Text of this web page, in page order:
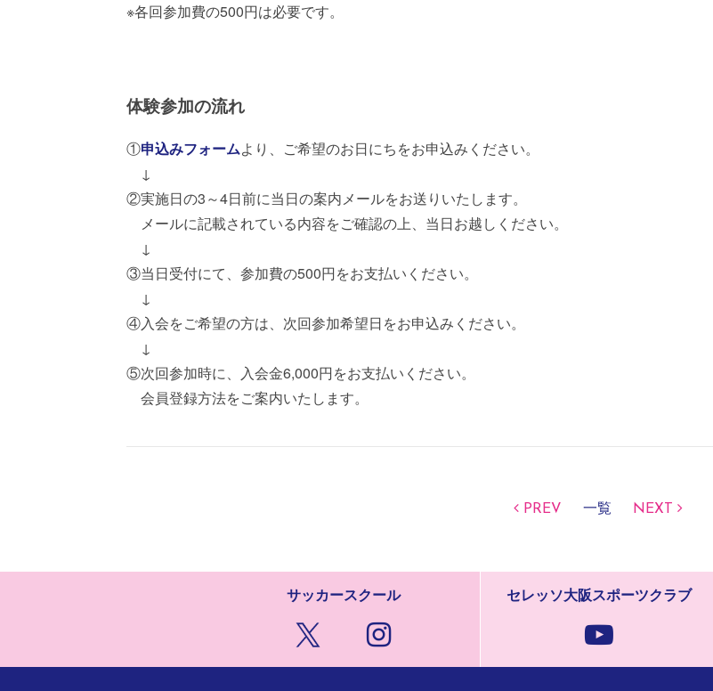
※各回参加費の500円は必要です。
体験参加の流れ
①申込みフォームより、ご希望のお日にちをお申込みください。
↓
②実施日の3～4日前に当日の案内メールをお送りいたします。
メールに記載されている内容をご確認の上、当日お越しください。
↓
③当日受付にて、参加費の500円をお支払いください。
↓
④入会をご希望の方は、次回参加希望日をお申込みください。
↓
⑤次回参加時に、入会金6,000円をお支払いください。
会員登録方法をご案内いたします。
PREV 一覧 NEXT
サッカースクール セレッソ大阪スポーツクラブ